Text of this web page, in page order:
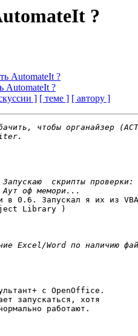
?
AutomateIt ?
AutomateIt ?
] [ теме ] [ автору ]
в 0.6. Запускал я их из
Library )
с OpenOffice.
запускаться, хотя
работают.